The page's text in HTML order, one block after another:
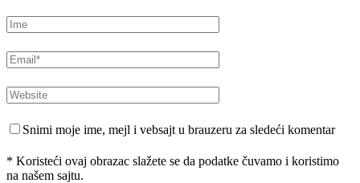
Snimi moje ime, mejl i vebsajt u brauzeru za sledeći komentar
* Koristeći ovaj obrazac slažete se da podatke čuvamo i koristimo
na našem sajtu.